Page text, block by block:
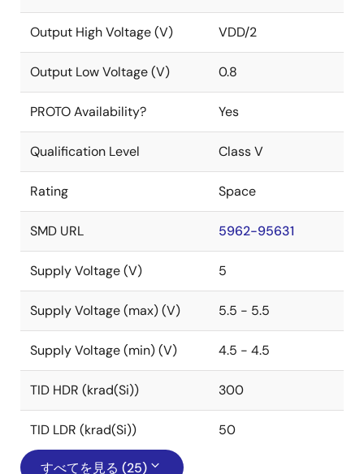
Output High Voltage (V) VDD/2
Output Low Voltage (V) 0.8
PROTO Availability? Yes
Qualification Level Class V
Rating Space
SMD URL 5962-95631
Supply Voltage (V) 5
Supply Voltage (max) (V) 5.5 - 5.5
Supply Voltage (min) (V) 4.5 - 4.5
TID HDR (krad(Si)) 300
TID LDR (krad(Si)) 50
すべてを見る (25)